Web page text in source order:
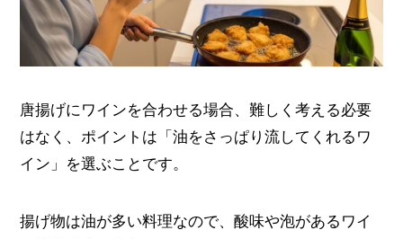
唐揚げにワインを合わせる場合、難しく考える必要
はなく、ポイントは「油をさっぱり流してくれるワ
イン」を選ぶことです。
揚げ物は油が多い料理なので、酸味や泡があるワイ